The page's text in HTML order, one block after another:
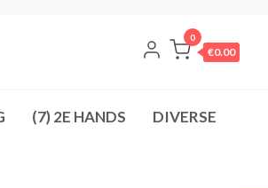
0
€0.00
(7) 2E HANDS DIVERSE